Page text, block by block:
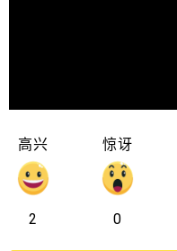
高兴
2
惊讶
0